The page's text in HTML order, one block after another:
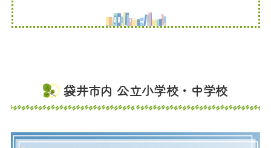
袋井市内 公立小学校・中学校